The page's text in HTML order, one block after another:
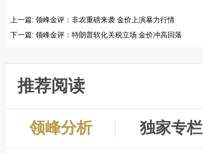
上一篇: 领峰金评：非农重磅来袭 金价上演暴力行情
下一篇: 领峰金评：特朗普软化关税立场 金价冲高回落
推荐阅读
领峰分析 独家专栏